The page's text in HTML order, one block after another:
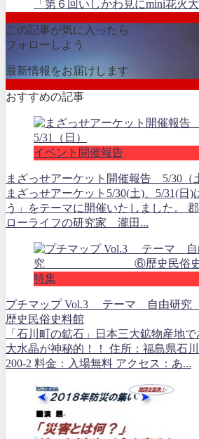
「第６回いしかわ見にmini花火大
この記事が気に入ったら
フォローしよう
最新情報をお届けします
おすすめの記事
イベント開催報告
まざっせアーケット開催報告 5/30（
まざっせアーケット5/30(土)、5/31(日
う」をテーマに開催いたしました。
ローライフの研究家 瀧田...
特集
プチマップ Vol.3 テー
歴史民俗史料館
「石川町の鉱石」日本三大鉱物産地
大水晶が神秘的！！ 住所：福島県石
200-2 料金：入場無料 アクセス：あ...